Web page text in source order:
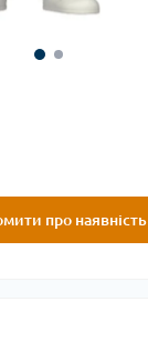
про наявність